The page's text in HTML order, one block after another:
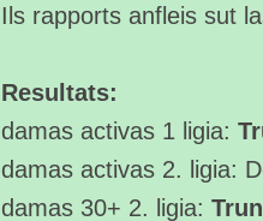
Ils rapports anfleis sut
Resultats:
damas activas 1 ligia:
damas activas 2. ligia:
damas 30+ 2. ligia: Trun